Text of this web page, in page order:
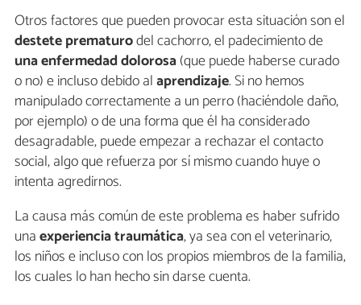
Otros factores que pueden provocar esta situación son el
destete prematurodel cachorro, el padecimiento de
una enfermedad dolorosa(que puede haberse curado
o no) e incluso debido alaprendizaje. Si no hemos
manipulado correctamente a un perro (haciéndole daño,
por ejemplo) o de una forma que él ha considerado
desagradable, puede empezar a rechazar el contacto
social, algo que refuerza por sí mismo cuando huye o
intenta agredirnos.
La causa más común de este problema es haber sufrido
unaexperiencia traumática, ya sea con el veterinario,
los niños e incluso con los propios miembros de la familia,
los cuales lo han hecho sin darse cuenta.